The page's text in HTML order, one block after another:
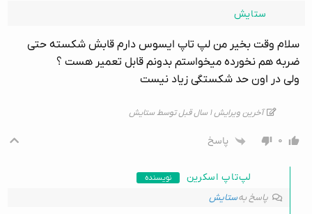
ستایش
سلام وقت بخیر من لپ تاپ ایسوس دارم قابش شکسته حتی
ضربه هم نخورده میخواستم بدونم قابل تعمیر هست ؟
ولی در اون حد شکستگی زیاد نیست
آخرین ویرایش ۱ سال قبل توسط ستایش
۰ پاسخ
لپ‌تاپ اسکرین نویسنده
پاسخ بهستایش